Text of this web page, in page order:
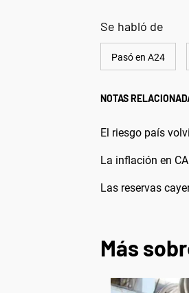
Se habló de
Pasó en A24
NOTAS
El riesgo país
La inflación en
Las reservas
Más